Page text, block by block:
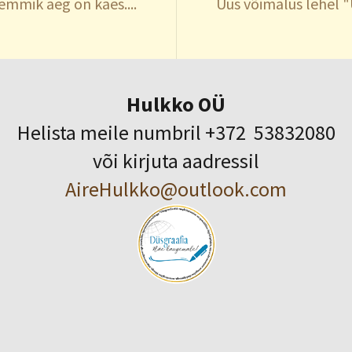
Hulkko OÜ
Helista meile numbril +372 53832080
või kirjuta aadressil
AireHulkko@outlook.com